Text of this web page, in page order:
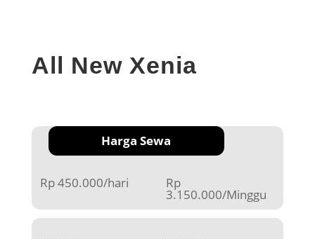
All New Xenia
Harga Sewa
Rp 450.000/hari Rp
3.150.000/Minggu